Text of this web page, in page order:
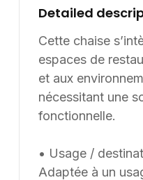
stockage compact et
proposée dans
Informations
données disponibles :
accompagne les
l’hôtellerie, de
de travail dans leurs
catalogue sont
termes de dimensions,
Detailed
Cette chaise
espaces de
et aux
nécessitant une
fonctionnelle.
• Usage /
Adaptée à un